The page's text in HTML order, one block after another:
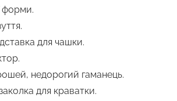
форми.
для чашки.
недорогий гаманець.
для краватки.